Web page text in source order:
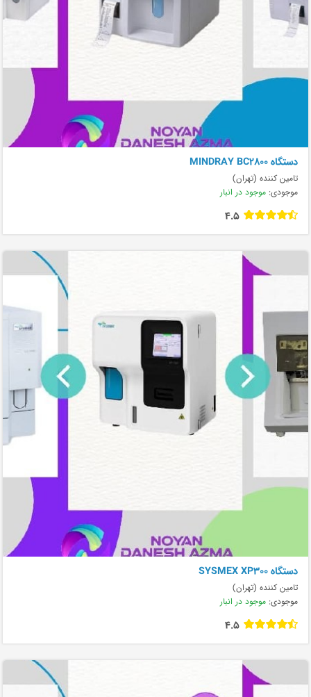
دستگاه MINDRAY BC2800
تامین کننده (تهران)
موجودی: موجود در انبار
4.5
دستگاه SYSMEX XP300
تامین کننده (تهران)
موجودی: موجود در انبار
4.5